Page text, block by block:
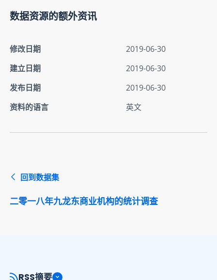
数据资源的额外资讯
修改日期
2019-06-30
建立日期
2019-06-30
发布日期
2019-06-30
资料的语言
英文
回到数据集
二零一八年九龙东商业机构的统计调查
RSS摘要